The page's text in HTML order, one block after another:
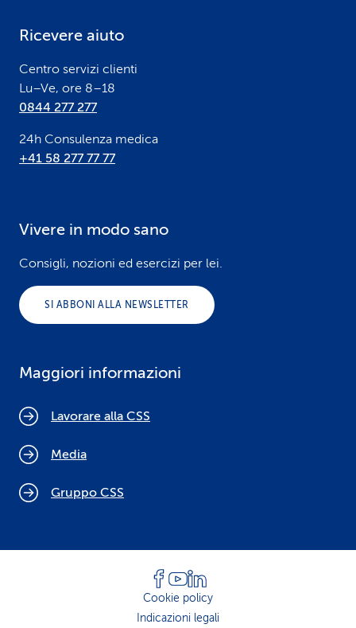
Ricevere aiuto
Centro servizi clienti
Lu–Ve, ore 8–18
0844 277 277
24h Consulenza medica
+41 58 277 77 77
Vivere in modo sano
Consigli, nozioni ed esercizi per lei.
SI ABBONI ALLA NEWSLETTER
Maggiori informazioni
Lavorare alla CSS
Media
Gruppo CSS
Cookie policy
Indicazioni legali